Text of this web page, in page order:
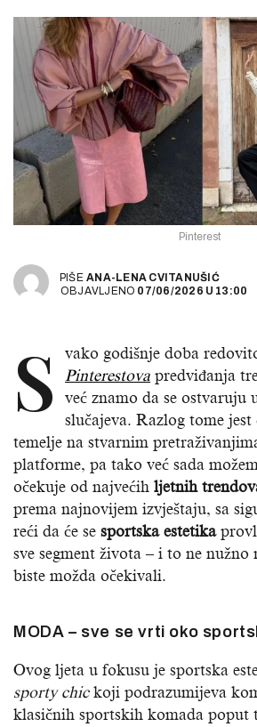
Pinterest
PIŠEANA-LENA CVITANUŠIĆ
OBJAVLJENO 07/06/2026 U 13:00
S
vako godišnje doba
Pinterestova predviđanja
već znamo da se ostvaruju
slučajeva. Razlog tome jest
temelje na stvarnim
platforme, pa tako već sada
očekuje od najvećih ljetnih
prema najnovijem izvještaju, sa
reći da će se sportska estetika
sve segment života – i to ne
biste možda očekivali.
MODA – sve se vrti oko
Ovog ljeta u fokusu je sportska
sporty chickoji podrazumijeva
klasičnih sportskih komada